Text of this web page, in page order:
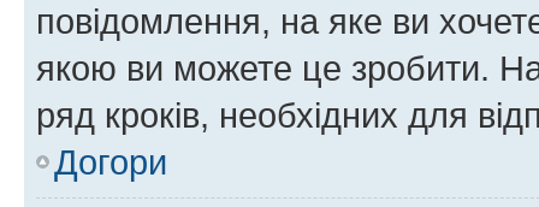
повідомлення, на яке ви
якою ви можете це зробити.
ряд кроків, необхідних для
Догори